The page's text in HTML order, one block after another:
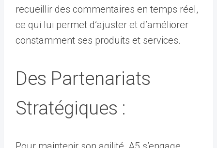
recueillir des commentaires en temps réel,
ce qui lui permet d’ajuster et d’améliorer
constamment ses produits et services.
Des Partenariats
Stratégiques :